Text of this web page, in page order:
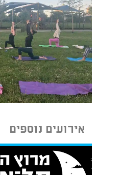
אירועים נוספים